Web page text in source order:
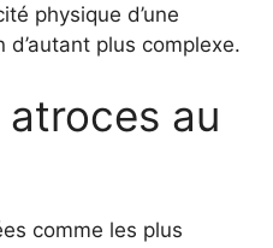
physique d’une
plus complexe.
au
comme les plus